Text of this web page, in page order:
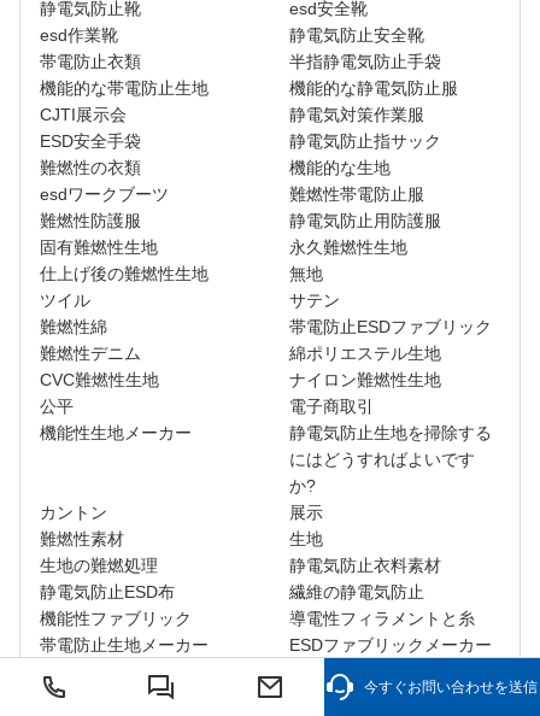
静電気防止靴
esd安全靴
esd作業靴
静電気防止安全靴
帯電防止衣類
半指静電気防止手袋
機能的な帯電防止生地
機能的な静電気防止服
CJTI展示会
静電気対策作業服
ESD安全手袋
静電気防止指サック
難燃性の衣類
機能的な生地
esdワークブーツ
難燃性帯電防止服
難燃性防護服
静電気防止用防護服
固有難燃性生地
永久難燃性生地
仕上げ後の難燃性生地
無地
ツイル
サテン
難燃性綿
帯電防止ESDファブリック
難燃性デニム
綿ポリエステル生地
CVC難燃性生地
ナイロン難燃性生地
公平
電子商取引
機能性生地メーカー
静電気防止生地を掃除する
にはどうすればよいです
か?
カントン
展示
難燃性素材
生地
生地の難燃処理
静電気防止衣料素材
静電気防止ESD布
繊維の静電気防止
機能性ファブリック
導電性フィラメントと糸
帯電防止生地メーカー
ESDファブリックメーカー
帯電防止コート
クリーンルームのユニフォ
今すぐお問い合わせを送信